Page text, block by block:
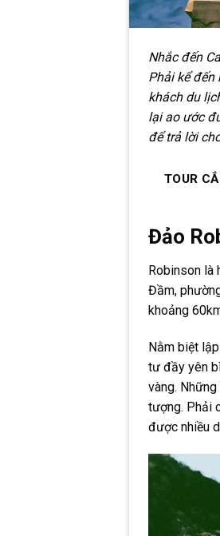
Nhắc đến
Phải kể
khách du
lại ao ước
để trả lời
TOUR
Đảo
Robinson là
Đầm,
khoảng
Nằm biệt
tư đầy yên
vàng.
tượng. Phải
được nhiều